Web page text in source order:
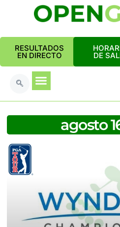
RESULTADOS
EN DIRECTO DE
agosto